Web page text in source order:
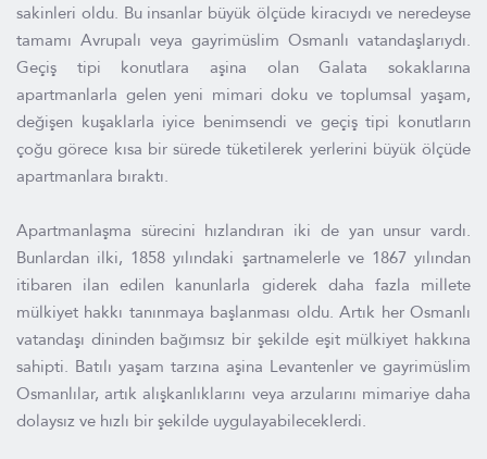
sakinleri oldu. Bu insanlar büyük ölçüde kiracıydı ve neredeyse
tamamı Avrupalı veya gayrimüslim Osmanlı vatandaşlarıydı.
Geçiş tipi konutlara aşina olan Galata sokaklarına
apartmanlarla gelen yeni mimari doku ve toplumsal yaşam,
değişen kuşaklarla iyice benimsendi ve geçiş tipi konutların
çoğu görece kısa bir sürede tüketilerek yerlerini büyük ölçüde
apartmanlara bıraktı.
Apartmanlaşma sürecini hızlandıran iki de yan unsur vardı.
Bunlardan ilki, 1858 yılındaki şartnamelerle ve 1867 yılından
itibaren ilan edilen kanunlarla giderek daha fazla millete
mülkiyet hakkı tanınmaya başlanması oldu. Artık her Osmanlı
vatandaşı dininden bağımsız bir şekilde eşit mülkiyet hakkına
sahipti. Batılı yaşam tarzına aşina Levantenler ve gayrimüslim
Osmanlılar, artık alışkanlıklarını veya arzularını mimariye daha
dolaysız ve hızlı bir şekilde uygulayabileceklerdi.